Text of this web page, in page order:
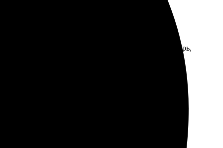
его. В итоге заказала настольный календарь,
На сайте удобно оформлять заказ, все